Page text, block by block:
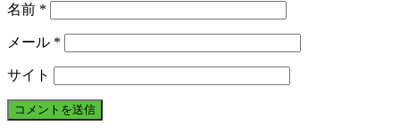
名前 *
メール *
サイト